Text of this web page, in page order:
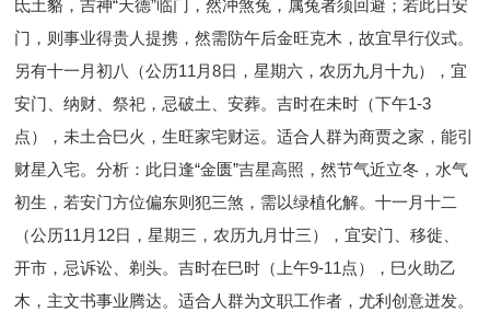
氐土貉，吉神“天德”临门，然冲煞兔，属兔者须回避；若此日安
门，则事业得贵人提携，然需防午后金旺克木，故宜早行仪式。
另有十一月初八（公历11月8日，星期六，农历九月十九），宜
安门、纳财、祭祀，忌破土、安葬。吉时在未时（下午1-3
点），未土合巳火，生旺家宅财运。适合人群为商贾之家，能引
财星入宅。分析：此日逢“金匮”吉星高照，然节气近立冬，水气
初生，若安门方位偏东则犯三煞，需以绿植化解。十一月十二
（公历11月12日，星期三，农历九月廿三），宜安门、移徙、
开市，忌诉讼、剃头。吉时在巳时（上午9-11点），巳火助乙
木，主文书事业腾达。适合人群为文职工作者，尤利创意迸发。